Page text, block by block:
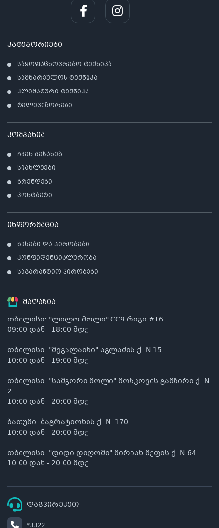
კატეგორიები
საყოფაცხოვრებო ტექნიკა
სამზარეულოს ტექნიკა
კლიმატური ტექნიკა
ტელევიზორები
კომპანია
ჩვენ შესახებ
სიახლეები
ბრენდები
კონტაქტი
ინფორმაცია
წესები და პირობები
კონფიდენციალურობა
საგარანტიო პირობები
მაღაზია
თბილისი: "ლილო მოლი" CC9 რიგი #16
09:00 დან - 18:00 მდე
თბილისი: "მეგალაინი" აგლაძის ქ: N:15
10:00 დან - 19:00 მდე
თბილისი: "სამგორი მოლი" მოსკოვის გამზირი ქ: N:
2
10:00 დან - 20:00 მდე
ბათუმი: ბაგრატიონის ქ: N: 170
10:00 დან - 20:00 მდე
თბილისი: "დიდი დიღომი" მირიან მეფის ქ: N:64
10:00 დან - 20:00 მდე
დაგვირეკეთ
*3322